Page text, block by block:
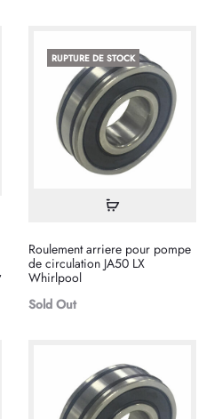
Ajouter
RUPTURE DE STOCK
Lire
suite
Roulement arriere pour pompe
de circulation JA50 LX
Whirlpool
Sold Out